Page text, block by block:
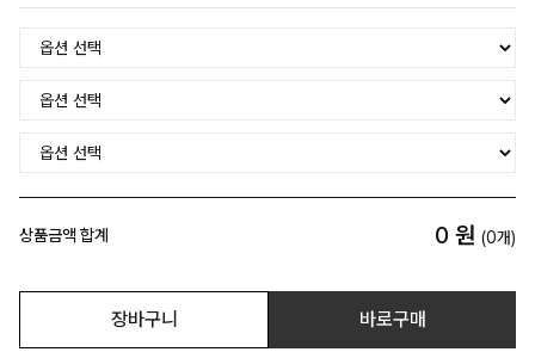
상품금액 합계 0 원 (0개)
장바구니 바로구매